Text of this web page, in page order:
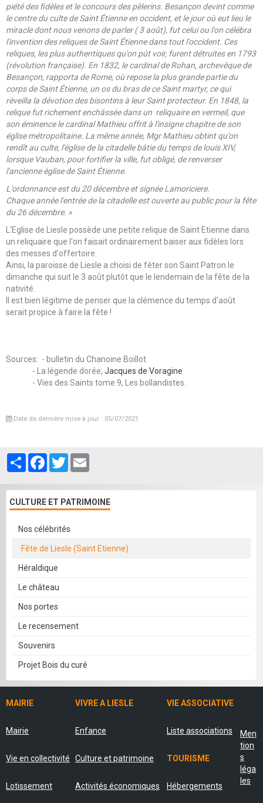
piété des fidèles et le concours des pèlerins. Besançon devint comme
le centre du culte de Saint Étienne en occident, et le jour où eut lieu le
miracle dont nous venons de parler ( 3 août), fut celui ou l'on célébra
l'invention des reliques de Saint Étienne dans tout l'occident. Ces
reliques, les plus authentiques qu'on pût voir, furent détruites en 1793
(révolution française). En 1832, le cardinal de Rohan, archevêque de
Besançon, rapporta de Rome, où repose la plus grande partie du
corps de Saint Étienne, un os du bras de ce Saint martyr, ce qui
réveilla la dévotion des bisontins à leur Saint protecteur. En 1848, la
relique fut richement enchâssée dans un reliquaire en vermeil, que
son éminence le cardinal Mathieu offrit à l'insigne chapitre de son
église métropolitaine. La même année, Mgr Mathieu obtint qu'on
rendît au culte, l'église de la citadelle bâtie du temps de louis XIV,
lorsque Vauban, pour fortifier la ville, fut obligé, de renverser
l'ancienne église de Saint Étienne.
L'ordonnance est du 20 décembre et signée Lamoriciere.
Chaque année l'entrée de la citadelle est ouverte au public pour la fête
du 26 décembre. »
L'Eglise de Liesle possède une petite relique de Saint Etienne dans
un reliquaire que l'on faisait ordinairement baiser aux fidèles lors
des messes d'offertoire.
Ainsi, la paroisse de Liesle a choisi de fêter son Saint Patron le
dimanche qui suit le 3 août plutôt que le lendemain de la fête de la
nativité.
Il est bien légitime de penser que la clémence du temps d'août
serait propice à faire la fête !
Sources: - bulletin du Chanoine Boillot
- La légende dorée, Jacques de Voragine
- Vies des Saints tome 9, Les bollandistes.
Date de dernière mise à jour : 05/07/2021
PartagerFacebook
Twitter
CULTURE ET PATRIMOINE
Nos célébrités
Fête de Liesle (Saint Etienne)
Héraldique
Le château
Nos portes
Le recensement
Souvenirs
Projet Bois du curé
MAIRIE VIVRE A LIESLE VIE ASSOCIATIVE
Mairie Enfance Liste associations
Vie en collectivité Culture et patrimoine TOURISME
Lotissement Activités économiques Hébergements
Men
tion
s
léga
les